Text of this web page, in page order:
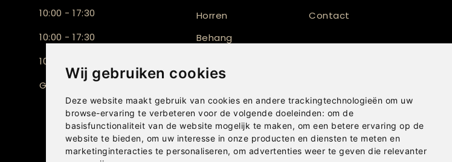
Wij gebruiken cookies
Deze website maakt gebruik van cookies en andere trackingtechnologieën om uw
browse-ervaring te verbeteren voor de volgende doeleinden: om de
basisfunctionaliteit van de website mogelijk te maken, om een betere ervaring op de
website te bieden, om uw interesse in onze producten en diensten te meten en
marketinginteracties te personaliseren, om advertenties weer te geven die relevanter
10:00 - 17:30
10:00 - 17:30
10:00 - 17:00
Gesloten
Horren
Behang
Shutters
Contact